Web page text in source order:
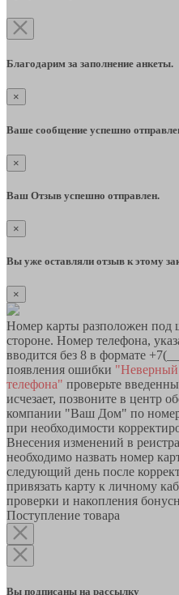
Благодарим за заполнение анкеты.
×
Ваше сообщение успешно
×
Ваш Отзыв успешно отправлен.
×
Вы уже оставляли отзыв к этому
×
Номер карты разположен под
стороне. Номер телефона,
вводится без 8 в формате
появления ошибки "Неверный
телефона" проверьте
исчезает, позвоните в центр
компании "Ваш Дом" по
при необходимости
Внесения изменений в
необходимо назвать номер
следующий день после
привязать карту к личному
проверки и накопления
Поступление товара
Вы подписаны на рассылку